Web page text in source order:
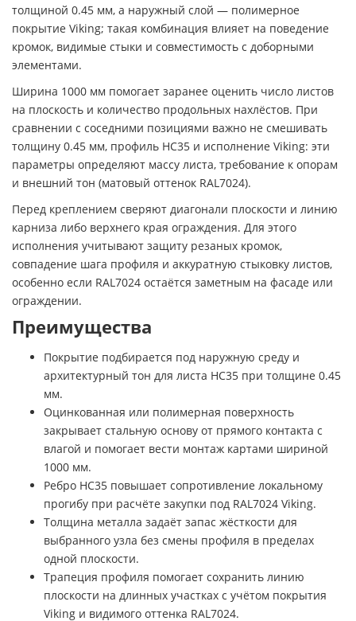
толщиной 0.45 мм, а наружный слой — полимерное
покрытие Viking; такая комбинация влияет на поведение
кромок, видимые стыки и совместимость с доборными
элементами.
Ширина 1000 мм помогает заранее оценить число листов
на плоскость и количество продольных нахлёстов. При
сравнении с соседними позициями важно не смешивать
толщину 0.45 мм, профиль НС35 и исполнение Viking: эти
параметры определяют массу листа, требование к опорам
и внешний тон (матовый оттенок RAL7024).
Перед креплением сверяют диагонали плоскости и линию
карниза либо верхнего края ограждения. Для этого
исполнения учитывают защиту резаных кромок,
совпадение шага профиля и аккуратную стыковку листов,
особенно если RAL7024 остаётся заметным на фасаде или
ограждении.
Преимущества
Покрытие подбирается под наружную среду и
архитектурный тон для листа НС35 при толщине 0.45
мм.
Оцинкованная или полимерная поверхность
закрывает стальную основу от прямого контакта с
влагой и помогает вести монтаж картами шириной
1000 мм.
Ребро НС35 повышает сопротивление локальному
прогибу при расчёте закупки под RAL7024 Viking.
Толщина металла задаёт запас жёсткости для
выбранного узла без смены профиля в пределах
одной плоскости.
Трапеция профиля помогает сохранить линию
плоскости на длинных участках с учётом покрытия
Viking и видимого оттенка RAL7024.